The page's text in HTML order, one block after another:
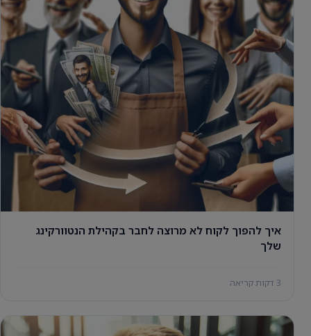
איך להפוך לקוח לא מרוצה לחבר בקהילת הנטוורקינג
שלך
3 דקות קריאה